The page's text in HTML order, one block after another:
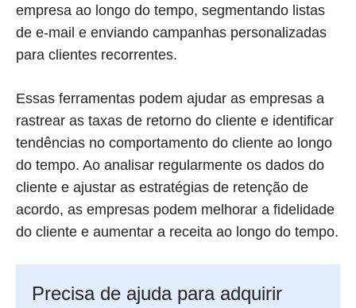
empresa ao longo do tempo, segmentando listas
de e-mail e enviando campanhas personalizadas
para clientes recorrentes.
Essas ferramentas podem ajudar as empresas a
rastrear as taxas de retorno do cliente e identificar
tendências no comportamento do cliente ao longo
do tempo. Ao analisar regularmente os dados do
cliente e ajustar as estratégias de retenção de
acordo, as empresas podem melhorar a fidelidade
do cliente e aumentar a receita ao longo do tempo.
Precisa de ajuda para adquirir